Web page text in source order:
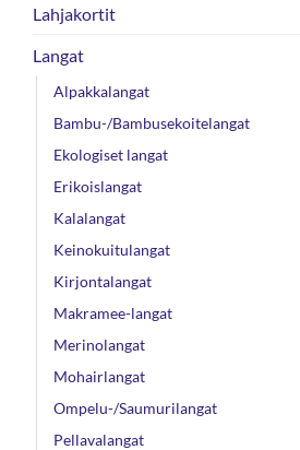
Lahjakortit
Langat
Alpakkalangat
Bambu-/Bambusekoitelangat
Ekologiset langat
Erikoislangat
Kalalangat
Keinokuitulangat
Kirjontalangat
Makramee-langat
Merinolangat
Mohairlangat
Ompelu-/Saumurilangat
Pellavalangat